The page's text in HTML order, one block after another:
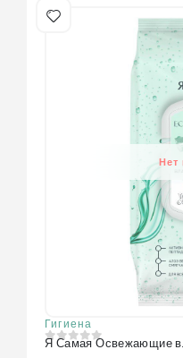
Нет
Гигиена
0из 5
Я Самая Освежающие